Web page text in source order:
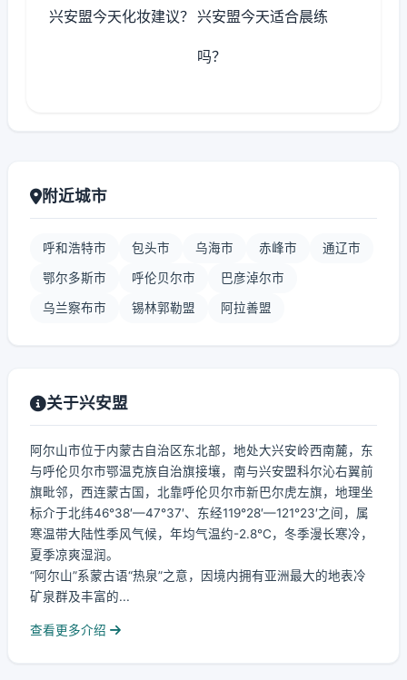
兴安盟今天化妆建议？ 兴安盟今天适合晨练
吗？
附近城市
呼和浩特市 包头市 乌海市 赤峰市 通辽市
鄂尔多斯市 呼伦贝尔市 巴彦淖尔市
乌兰察布市 锡林郭勒盟 阿拉善盟
关于兴安盟
阿尔山市位于内蒙古自治区东北部，地处大兴安岭西南麓，东
与呼伦贝尔市鄂温克族自治旗接壤，南与兴安盟科尔沁右翼前
旗毗邻，西连蒙古国，北靠呼伦贝尔市新巴尔虎左旗，地理坐
标介于北纬46°38′—47°37′、东经119°28′—121°23′之间，属
寒温带大陆性季风气候，年均气温约-2.8℃，冬季漫长寒冷，
夏季凉爽湿润。
“阿尔山”系蒙古语“热泉”之意，因境内拥有亚洲最大的地表冷
矿泉群及丰富的...
查看更多介绍